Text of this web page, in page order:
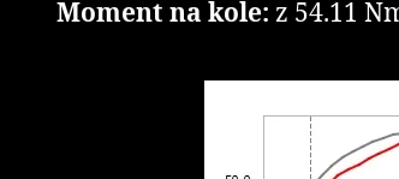
Moment na kole: z 54.11